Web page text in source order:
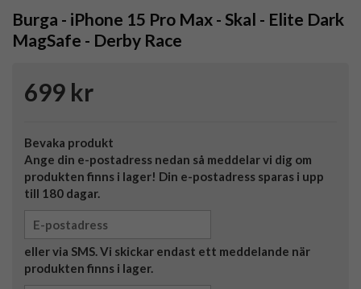
Burga - iPhone 15 Pro Max - Skal - Elite Dark
MagSafe - Derby Race
699 kr
Bevaka produkt
Ange din e-postadress nedan så meddelar vi dig om
produkten finns i lager! Din e-postadress sparas i upp
till 180 dagar.
eller via SMS. Vi skickar endast ett meddelande när
produkten finns i lager.